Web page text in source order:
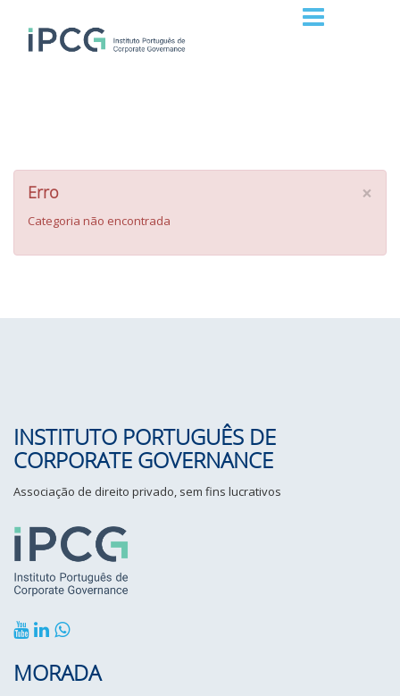
×
Erro
Categoria não encontrada
INSTITUTO PORTUGUÊS DE
CORPORATE GOVERNANCE
Associação de direito privado, sem fins lucrativos
MORADA